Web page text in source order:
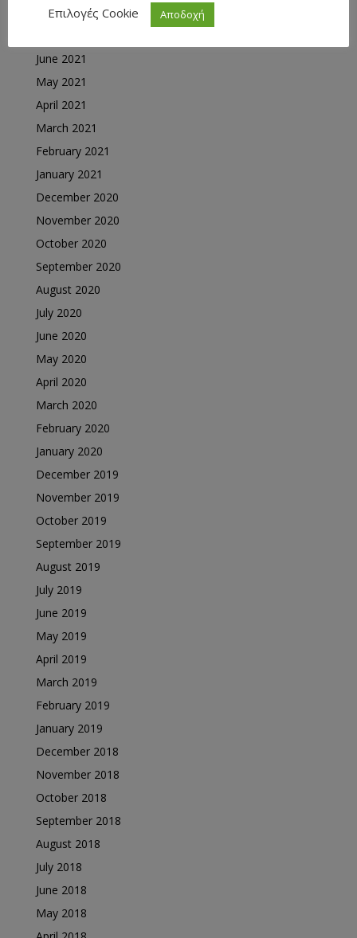
August 2021
June 2021
May 2021
April 2021
March 2021
February 2021
January 2021
December 2020
November 2020
October 2020
September 2020
August 2020
July 2020
June 2020
May 2020
April 2020
March 2020
February 2020
January 2020
December 2019
November 2019
October 2019
September 2019
August 2019
July 2019
June 2019
May 2019
April 2019
March 2019
February 2019
January 2019
December 2018
November 2018
October 2018
September 2018
August 2018
July 2018
June 2018
May 2018
Επιλογές Cookie
Αποδοχή